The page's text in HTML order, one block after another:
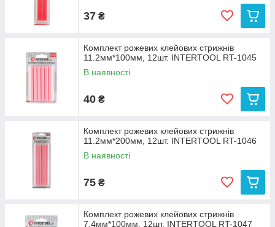
37 ₴
Комплект рожевих клейових стрижнів
11.2мм*100мм, 12шт. INTERTOOL RT-1045
В наявності
40 ₴
Комплект рожевих клейових стрижнів
11.2мм*200мм, 12шт. INTERTOOL RT-1046
В наявності
75 ₴
Комплект рожевих клейових стрижнів
7.4мм*100мм, 12шт. INTERTOOL RT-1047